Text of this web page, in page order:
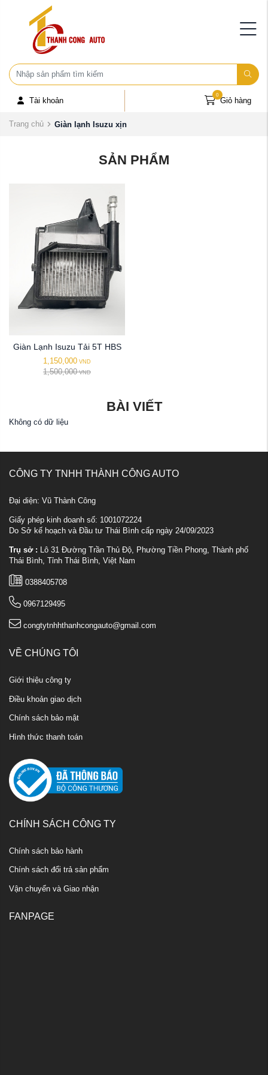
Tài khoản Giỏ hàng
0
Trang chủ Giàn lạnh Isuzu xịn
SẢN PHẨM
Giàn Lạnh Isuzu Tải 5T HBS
1,150,000 VND
1,500,000 VND
BÀI VIẾT
Không có dữ liệu
CÔNG TY TNHH THÀNH CÔNG AUTO
Đại diện: Vũ Thành Công
Giấy phép kinh doanh số: 1001072224
Do Sở kế hoạch và Đầu tư Thái Bình cấp ngày 24/09/2023
Trụ sở : Lô 31 Đường Trần Thủ Độ, Phường Tiền Phong, Thành phố
Thái Bình, Tỉnh Thái Bình, Việt Nam
0388405708
0967129495
congtytnhhthanhcongauto@gmail.com
VỀ CHÚNG TÔI
Giới thiệu công ty
Điều khoản giao dịch
Chính sách bảo mật
Hình thức thanh toán
CHÍNH SÁCH CÔNG TY
Chính sách bảo hành
Chính sách đổi trả sản phẩm
Vận chuyển và Giao nhận
FANPAGE